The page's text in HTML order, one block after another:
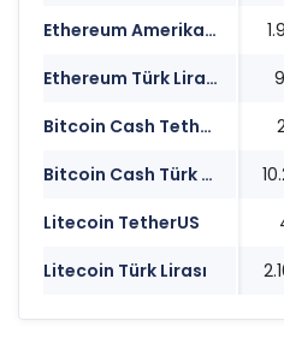
Ethereum Amerikan Doları
Ethereum Türk Lirası
Bitcoin Cash TetherUS
Bitcoin Cash Türk Lirası
Litecoin TetherUS
Litecoin Türk Lirası